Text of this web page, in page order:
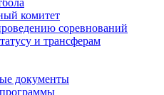
комитет
соревнований
и трансферам
документы